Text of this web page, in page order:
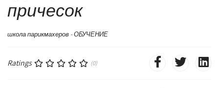
причесок
школа парикмахеров - ОБУЧЕНИЕ
Ratings (0)